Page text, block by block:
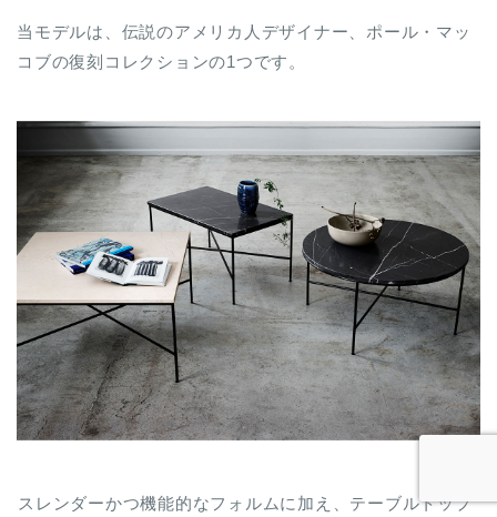
当モデルは、伝説のアメリカ人デザイナー、ポール・マッ
コブの復刻コレクションの1つです。
スレンダーかつ機能的なフォルムに加え、テーブルトップ